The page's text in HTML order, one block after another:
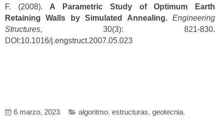
F. (2008). A Parametric Study of Optimum Earth
Retaining Walls by Simulated Annealing.
Engineering
Structures, 30(3): 821-830.
DOI:10.1016/j.engstruct.2007.05.023
6 marzo, 2023 algoritmo, estructuras, geotecnia,